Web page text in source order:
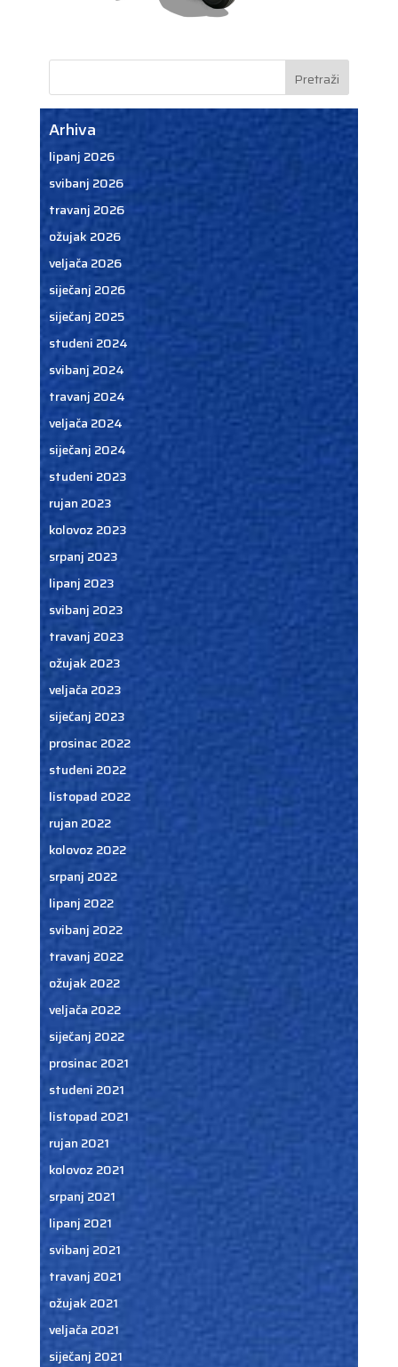
Arhiva
lipanj 2026
svibanj 2026
travanj 2026
ožujak 2026
veljača 2026
siječanj 2026
siječanj 2025
studeni 2024
svibanj 2024
travanj 2024
veljača 2024
siječanj 2024
studeni 2023
rujan 2023
kolovoz 2023
srpanj 2023
lipanj 2023
svibanj 2023
travanj 2023
ožujak 2023
veljača 2023
siječanj 2023
prosinac 2022
studeni 2022
listopad 2022
rujan 2022
kolovoz 2022
srpanj 2022
lipanj 2022
svibanj 2022
travanj 2022
ožujak 2022
veljača 2022
siječanj 2022
prosinac 2021
studeni 2021
listopad 2021
rujan 2021
kolovoz 2021
srpanj 2021
lipanj 2021
svibanj 2021
travanj 2021
ožujak 2021
veljača 2021
siječanj 2021